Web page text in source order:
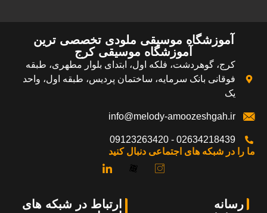
آموزشگاه موسیقی ملودی تخصصی ترین
آموزشگاه موسیقی کرج​
کرج، گوهردشت، فلکه اول، ابتدای بلوار مطهری، طبقه
فوقانی بانک سرمایه، ساختمان پردیس، طبقه اول، واحد
یک
info@melody-amoozeshgah.ir
02634218439 - 09123263420
ما را در شبکه های اجتماعی دنبال کنید
رسانه
ارتباط در شبکه های